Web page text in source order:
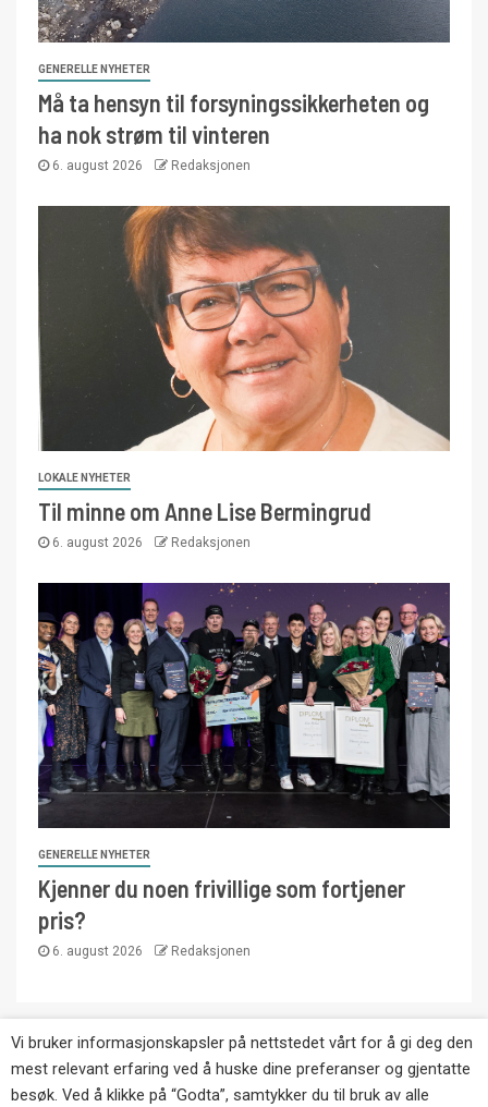
GENERELLE NYHETER
Må ta hensyn til forsyningssikkerheten og
ha nok strøm til vinteren
6. august 2026 Redaksjonen
LOKALE NYHETER
Til minne om Anne Lise Bermingrud
6. august 2026 Redaksjonen
GENERELLE NYHETER
Kjenner du noen frivillige som fortjener
pris?
6. august 2026 Redaksjonen
Copyright © Eikernytt.no utgis av Roy’s
Pressetjeneste. Kopiering av tekst, bilder og
Vi bruker informasjonskapsler på nettstedet vårt for å gi deg den
mest relevant erfaring ved å huske dine preferanser og gjentatte
besøk. Ved å klikke på “Godta”, samtykker du til bruk av alle